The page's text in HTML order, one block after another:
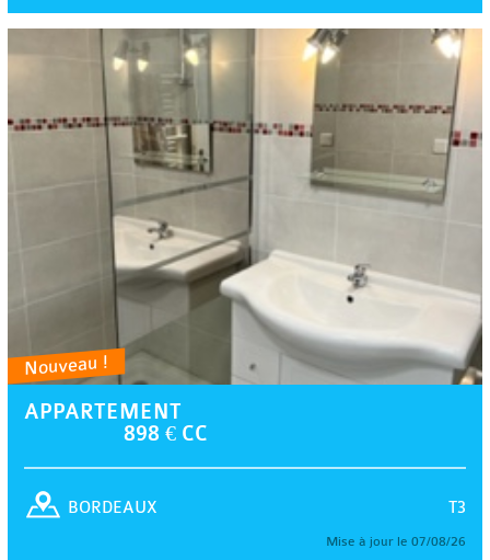
Nouveau !
APPARTEMENT
898 € CC
T3
BORDEAUX
Mise à jour le 07/08/26